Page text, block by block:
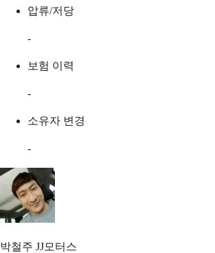
압류/저당
-
보험 이력
-
소유자 변경
-
박철주 JJ모터스